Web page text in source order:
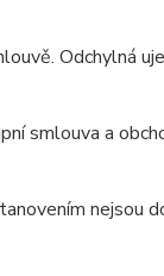
Odchylná
smlouva a
nejsou